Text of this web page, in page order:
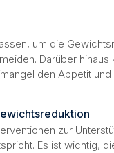
um die
Darüber
den Appetit
zur
Es ist wichtig,